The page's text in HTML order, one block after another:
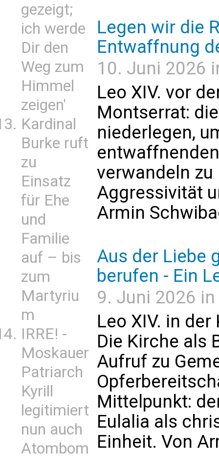
gezeigt;
ich werde
Dir den
Weg zum
Himmel
zeigen'
Kardinal
Burke ruft
zu
Einsatz
für Ehe
und
Familie
auf – bis
zum
Martyriu
m
IRRE! -
Moskauer
Patriarch
Kyrill
legitimiert
nun auch
Atombom
Legen wir die
Entwaffnung
10. Juni 2026
Leo XIV. vor
Montserrat:
niederlegen,
verwandeln zu
Aggressivität
Armin
Aus der Liebe
berufen - Ein
9. Juni 2026
Leo XIV. in
Die Kirche als
Aufruf zu
Mittelpunkt:
Eulalia als
Einheit. Von